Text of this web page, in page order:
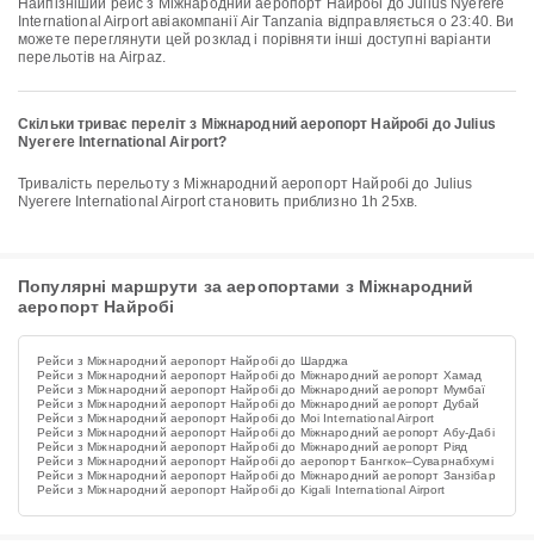
Найпізніший рейс з Міжнародний аеропорт Найробі до Julius Nyerere
International Airport авіакомпанії Air Tanzania відправляється о 23:40. Ви
можете переглянути цей розклад і порівняти інші доступні варіанти
перельотів на Airpaz.
Скільки триває переліт з Міжнародний аеропорт Найробі до Julius
Nyerere International Airport?
Тривалість перельоту з Міжнародний аеропорт Найробі до Julius
Nyerere International Airport становить приблизно 1h 25хв.
Популярні маршрути за аеропортами з Міжнародний
аеропорт Найробі
Рейси з Міжнародний аеропорт Найробі до Шарджа
Рейси з Міжнародний аеропорт Найробі до Міжнародний аеропорт Хамад
Рейси з Міжнародний аеропорт Найробі до Міжнародний аеропорт Мумбаї
Рейси з Міжнародний аеропорт Найробі до Міжнародний аеропорт Дубай
Рейси з Міжнародний аеропорт Найробі до Moi International Airport
Рейси з Міжнародний аеропорт Найробі до Міжнародний аеропорт Абу-Дабі
Рейси з Міжнародний аеропорт Найробі до Міжнародний аеропорт Ріяд
Рейси з Міжнародний аеропорт Найробі до аеропорт Бангкок–Суварнабхумі
Рейси з Міжнародний аеропорт Найробі до Міжнародний аеропорт Занзібар
Рейси з Міжнародний аеропорт Найробі до Kigali International Airport